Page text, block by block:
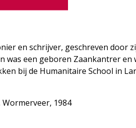
en schrijver, geschreven door
was een geboren Zaankantrer en
bij de Humanitaire School in
1984